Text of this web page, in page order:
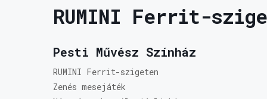
RUMINI Ferrit-
Pesti Művész Színház
RUMINI Ferrit-szigeten
Zenés mesejáték